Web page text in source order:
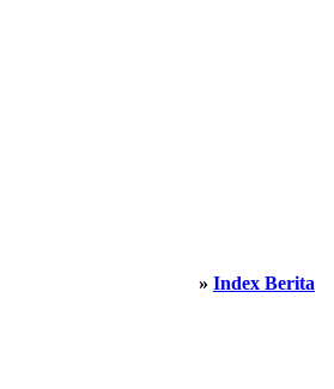
» Index Berita